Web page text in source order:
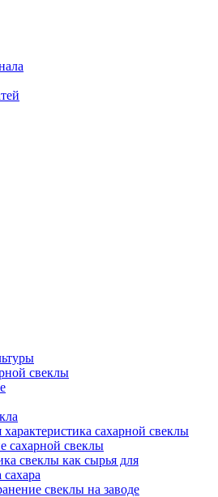
свеклы
характеристика сахарной свеклы
сахарной свеклы
свеклы как сырья для
сахара
свеклы на заводе